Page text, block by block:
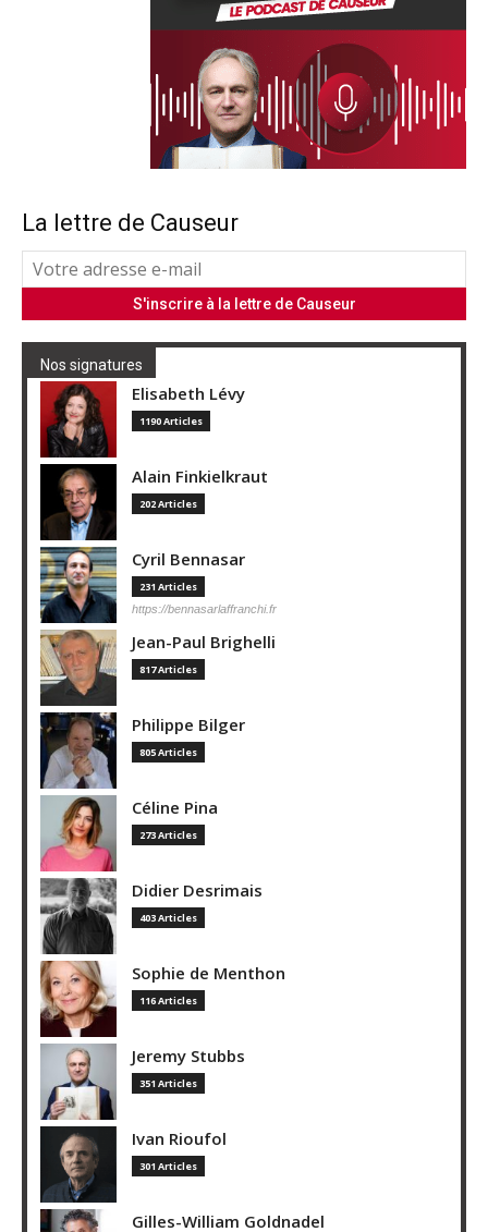
La lettre de Causeur
Nos signatures
Elisabeth Lévy
1190 Articles
Alain Finkielkraut
202 Articles
Cyril Bennasar
231 Articles
https://bennasarlaffranchi.fr
Jean-Paul Brighelli
817 Articles
Philippe Bilger
805 Articles
Céline Pina
273 Articles
Didier Desrimais
403 Articles
Sophie de Menthon
116 Articles
Jeremy Stubbs
351 Articles
Ivan Rioufol
301 Articles
Gilles-William Goldnadel